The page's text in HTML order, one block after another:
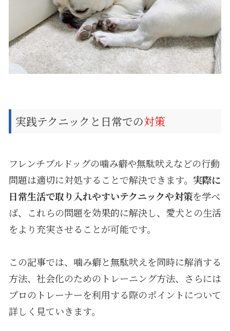
実践テクニックと日常での対策
フレンチブルドッグの噛み癖や無駄吠えなどの行動
問題は適切に対処することで解決できます。 実際に
日常生活で取り入れやすいテクニックや対策を学べ
ば、これらの問題を効果的に解決し、愛犬との生活
をより充実させることが可能です。
この記事では、噛み癖と無駄吠えを同時に解消する
方法、社会化のためのトレーニング方法、さらには
プロのトレーナーを利用する際のポイントについて
詳しく見ていきます。